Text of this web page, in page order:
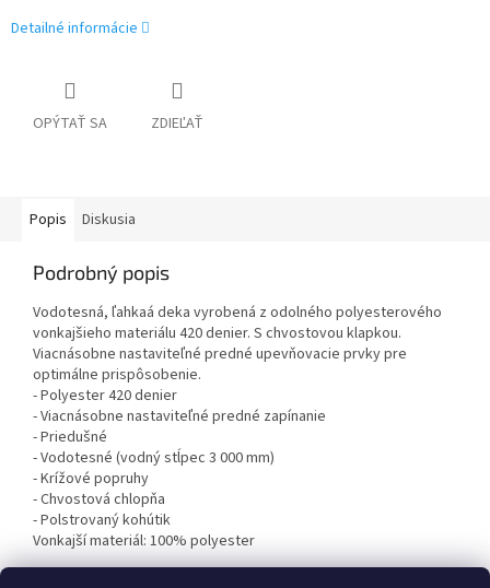
Detailné informácie
OPÝTAŤ SA ZDIEĽAŤ
Popis Diskusia
Podrobný popis
Vodotesná, ľahkaá deka vyrobená z odolného polyesterového
vonkajšieho materiálu 420 denier. S chvostovou klapkou.
Viacnásobne nastaviteľné predné upevňovacie prvky pre
optimálne prispôsobenie.
- Polyester 420 denier
- Viacnásobne nastaviteľné predné zapínanie
- Priedušné
- Vodotesné (vodný stĺpec 3 000 mm)
- Krížové popruhy
- Chvostová chlopňa
- Polstrovaný kohútik
Vonkajší materiál: 100% polyester